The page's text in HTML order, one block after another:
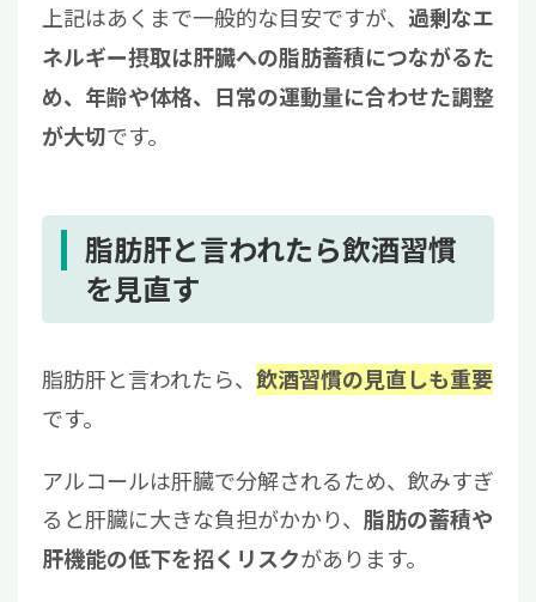
上記はあくまで一般的な目安ですが、 過剰なエ
ネルギー摂取は肝臓への脂肪蓄積につながるた
め、年齢や体格、日常の運動量に合わせた調整
が大切です。
脂肪肝と言われたら飲酒習慣
を見直す
脂肪肝と言われたら、 飲酒習慣の見直しも重要
です。
アルコールは肝臓で分解されるため、飲みすぎ
ると肝臓に大きな負担がかかり、 脂肪の蓄積や
肝機能の低下を招くリスクがあります。